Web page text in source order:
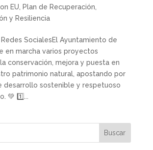
EU
Plan de Recuperación,
y Resiliencia
SocialesEl Ayuntamiento de
en marcha varios proyectos
conservación, mejora y puesta en
patrimonio natural, apostando por
desarrollo sostenible y respetuoso
💚 1️⃣...
Buscar